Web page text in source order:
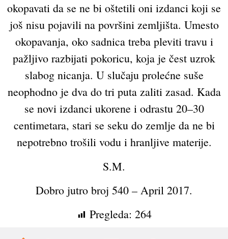
okopavati da se ne bi oštetili oni izdanci koji se
još nisu pojavili na površini zemljišta. Umesto
okopavanja, oko sadnica treba pleviti travu i
pažljivo razbijati pokoricu, koja je čest uzrok
slabog nicanja. U slučaju prolećne suše
neophodno je dva do tri puta zaliti zasad. Kada
se novi izdanci ukorene i odrastu 20–30
centimetara, stari se seku do zemlje da ne bi
nepotrebno trošili vodu i hranljive materije.
S.M.
Dobro jutro broj 540 – April 2017.
Pregleda: 264